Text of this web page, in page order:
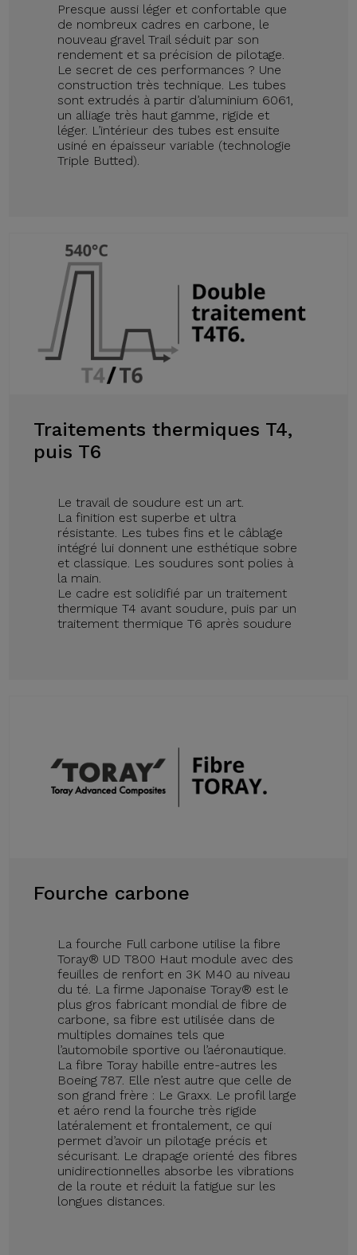
Presque aussi léger et confortable que
de nombreux cadres en carbone, le
nouveau gravel Trail séduit par son
rendement et sa précision de pilotage.
Le secret de ces performances ? Une
construction très technique. Les tubes
sont extrudés à partir d’aluminium 6061,
un alliage très haut gamme, rigide et
léger. L’intérieur des tubes est ensuite
usiné en épaisseur variable (technologie
Triple Butted).
Traitements thermiques T4,
puis T6
Le travail de soudure est un art.
La finition est superbe et ultra
résistante. Les tubes fins et le câblage
intégré lui donnent une esthétique sobre
et classique. Les soudures sont polies à
la main.
Le cadre est solidifié par un traitement
thermique T4 avant soudure, puis par un
traitement thermique T6 après soudure
Fourche carbone
La fourche Full carbone utilise la fibre
Toray® UD T800 Haut module avec des
feuilles de renfort en 3K M40 au niveau
du té. La firme Japonaise Toray® est le
plus gros fabricant mondial de fibre de
carbone, sa fibre est utilisée dans de
multiples domaines tels que
l’automobile sportive ou l’aéronautique.
La fibre Toray habille entre-autres les
Boeing 787. Elle n’est autre que celle de
son grand frère : Le Graxx. Le profil large
et aéro rend la fourche très rigide
latéralement et frontalement, ce qui
permet d’avoir un pilotage précis et
sécurisant. Le drapage orienté des fibres
unidirectionnelles absorbe les vibrations
de la route et réduit la fatigue sur les
longues distances.